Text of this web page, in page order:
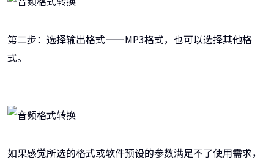
第二步：选择输出格式——MP3格式，也可以选择其他格
式。
如果感觉所选的格式或软件预设的参数满足不了使用需求，